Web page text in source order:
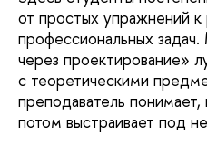
от простых упражнений
профессиональных
через проектирование»
с теоретическими
преподаватель понимает,
потом выстраивает под